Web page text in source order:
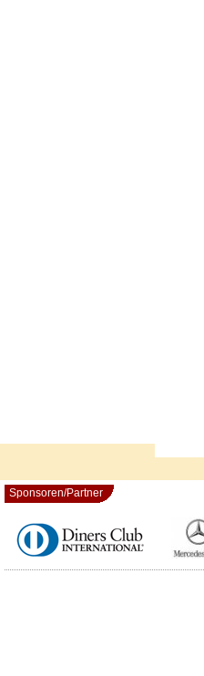
Sponsoren/Partner